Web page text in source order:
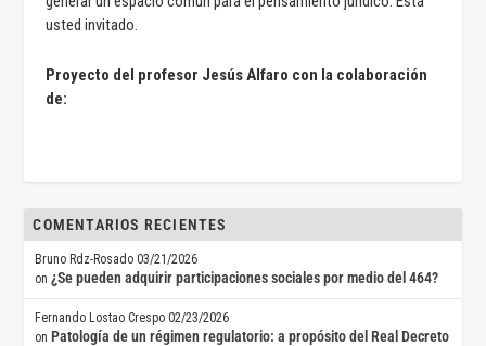
usted invitado.
Proyecto del profesor Jesús Alfaro con la colaboración
de:
COMENTARIOS RECIENTES
Bruno Rdz-Rosado 03/21/2026
on¿Se pueden adquirir participaciones sociales por medio del 464?
Fernando Lostao Crespo 02/23/2026
on Patología de un régimen regulatorio: a propósito del Real Decreto